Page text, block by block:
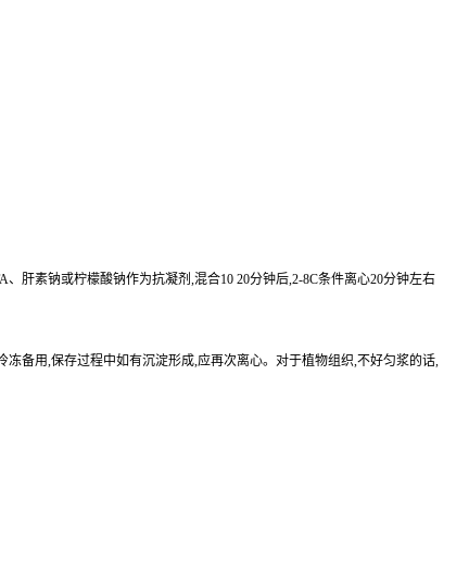
肝素钠或柠檬酸钠作为抗凝剂,混合10 20分钟后,2-8C条件离心20分钟左右
冻备用,保存过程中如有沉淀形成,应再次离心。对于植物组织,不好匀浆的话,